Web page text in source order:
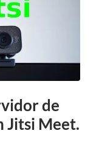
de
Jitsi Meet.